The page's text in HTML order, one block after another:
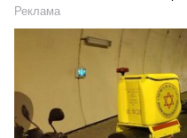
Реклама